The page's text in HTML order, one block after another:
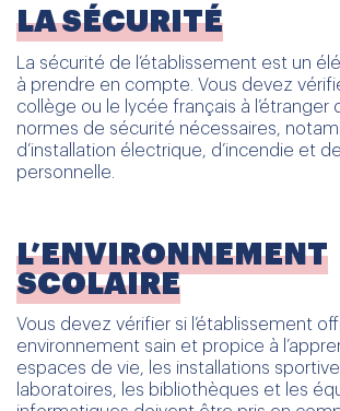
LA SÉCURITÉ
La sécurité de l’établissement est un
à prendre en compte. Vous devez
collège ou le lycée français à l’étranger
normes de sécurité nécessaires,
d’installation électrique, d’incendie et
personnelle.
L’ENVIRONNEMENT
SCOLAIRE
Vous devez vérifier si l’établissement
environnement sain et propice à
espaces de vie, les installations
laboratoires, les bibliothèques et les